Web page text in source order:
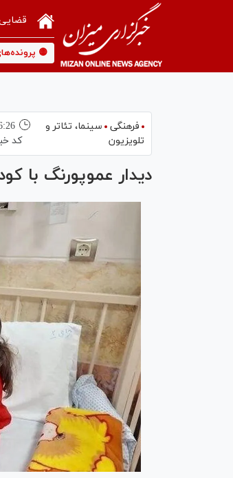
🟡
فرهنگی
سینما،‌ تئاتر و
تلویزیون
کد
دیدار عموپورنگ با